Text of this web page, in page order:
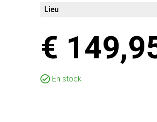
Lieu
€
En stock